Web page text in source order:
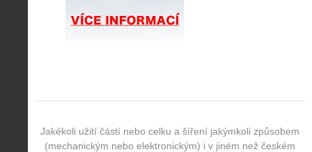
Jakékoli užití částí nebo celku a šíření jakýmkoli způsobem
(mechanickým nebo elektronickým) i v jiném než českém